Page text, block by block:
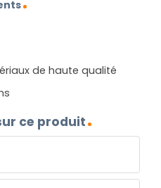
de haute qualité
ce produit